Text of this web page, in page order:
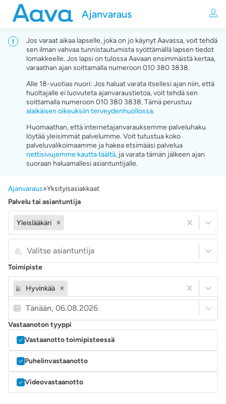
Ajanvaraus
Jos varaat aikaa lapselle, joka on jo käynyt Aavassa, voit tehdä
sen ilman vahvaa tunnistautumista syöttämällä lapsen tiedot
lomakkeelle. Jos lapsi on tulossa Aavaan ensimmäistä kertaa,
varaathan ajan soittamalla numeroon 010 380 3838.
Alle 18-vuotias nuori: Jos haluat varata itsellesi ajan niin, että
huoltajalle ei luovuteta ajanvaraustietoa, voit tehdä sen
soittamalla numeroon 010 380 3838. Tämä perustuu
alaikäisen oikeuksiin terveydenhuollossa.
Huomaathan, että internetajanvarauksemme palveluhaku
löytää yleisimmät palvelumme. Voit tutustua koko
palveluvalikoimaamme ja hakea etsimääsi palvelua
nettisivujemme kautta täältä, ja varata tämän jälkeen ajan
suoraan haluamallesi asiantuntijalle.
Ajanvaraus»Yksityisasiakkaat
Palvelu tai asiantuntija
Yleislääkäri
Valitse asiantuntija
Toimipiste
Hyvinkää
Vastaanoton tyyppi
Vastaanotto toimipisteessä
Puhelinvastaanotto
Videovastaanotto
Tänään, 06.08.2026